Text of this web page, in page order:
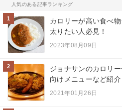
人気のある記事ランキング
1
カロリーが高い食べ
太りたい人必見！
2023年08月09日
2
ジョナサンのカロリ
向けメニューなど紹介
2021年01月26日